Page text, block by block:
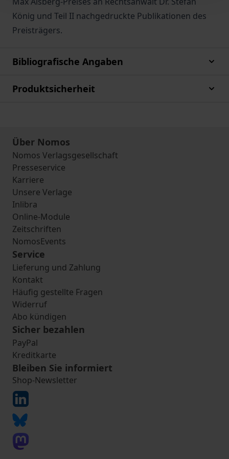
König und Teil II nachgedruckte Publikationen des
Preisträgers.
Bibliografische Angaben
Produktsicherheit
Über Nomos
Nomos Verlagsgesellschaft
Presseservice
Karriere
Unsere Verlage
Inlibra
Online-Module
Zeitschriften
NomosEvents
Service
Lieferung und Zahlung
Kontakt
Häufig gestellte Fragen
Widerruf
Abo kündigen
Sicher bezahlen
PayPal
Kreditkarte
Bleiben Sie informiert
Shop-Newsletter